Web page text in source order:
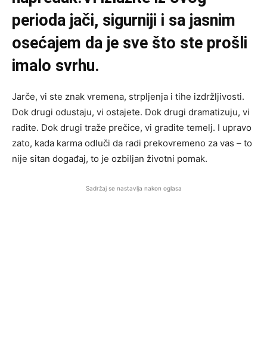
perioda jači, sigurniji i sa jasnim
osećajem da je sve što ste prošli
imalo svrhu.
Jarče, vi ste znak vremena, strpljenja i tihe izdržljivosti.
Dok drugi odustaju, vi ostajete. Dok drugi dramatizuju, vi
radite. Dok drugi traže prečice, vi gradite temelj. I upravo
zato, kada karma odluči da radi prekovremeno za vas – to
nije sitan događaj, to je ozbiljan životni pomak.
Sadržaj se nastavlja nakon oglasa